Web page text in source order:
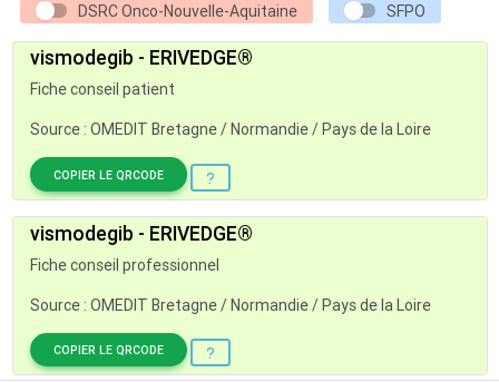
DSRC Onco-Nouvelle-Aquitaine
SFPO
vismodegib - ERIVEDGE®
Fiche conseil patient
Source : OMEDIT Bretagne / Normandie / Pays de la Loire
COPIER LE QRCODE
vismodegib - ERIVEDGE®
Fiche conseil professionnel
Source : OMEDIT Bretagne / Normandie / Pays de la Loire
COPIER LE QRCODE